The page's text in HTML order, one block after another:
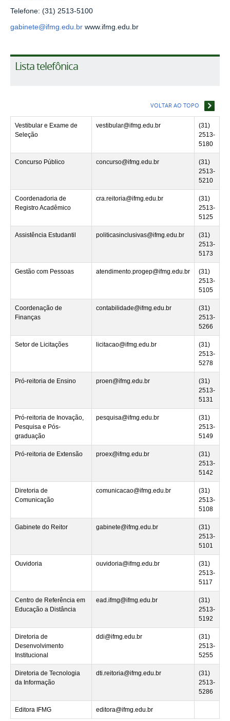
Telefone: (31) 2513-5100
gabinete@ifmg.edu.br www.ifmg.edu.br
Lista telefônica
VOLTAR AO TOPO
Vestibular e Exame de
Seleção
vestibular@ifmg.edu.br
(31)
2513-
5180
Concurso Público concurso@ifmg.edu.br
(31)
2513-
5210
Coordenadoria de
Registro Acadêmico
cra.reitoria@ifmg.edu.br
(31)
2513-
5125
Assistência Estudantil politicasinclusivas@ifmg.edu.br
(31)
2513-
5173
Gestão com Pessoas atendimento.progep@ifmg.edu.br
(31)
2513-
5105
Coordenação de
Finanças
contabilidade@ifmg.edu.br
(31)
2513-
5266
Setor de Licitações licitacao@ifmg.edu.br
(31)
2513-
5278
Pró-reitoria de Ensino proen@ifmg.edu.br
(31)
2513-
5131
Pró-reitoria de Inovação,
Pesquisa e Pós-
graduação
pesquisa@ifmg.edu.br
(31)
2513-
5149
Pró-reitoria de Extensão proex@ifmg.edu.br
(31)
2513-
5142
Diretoria de
Comunicação
comunicacao@ifmg.edu.br
(31)
2513-
5108
Gabinete do Reitor gabinete@ifmg.edu.br
(31)
2513-
5101
Ouvidoria ouvidoria@ifmg.edu.br
(31)
2513-
5117
Centro de Referência em
Educação a Distância
ead.ifmg@ifmg.edu.br
(31)
2513-
5192
Diretoria de
Desenvolvimento
Institucional
ddi@ifmg.edu.br
(31)
2513-
5255
Diretoria de Tecnologia
da Informação
dti.reitoria@ifmg.edu.br
(31)
2513-
5286
Editora IFMG editora@ifmg.edu.br